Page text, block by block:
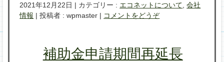
2021年12月22日 | カテゴリー : エコネットについて ,会社
情報 |投稿者 : wpmaster | コメントをどうぞ
補助金申請期間再延長